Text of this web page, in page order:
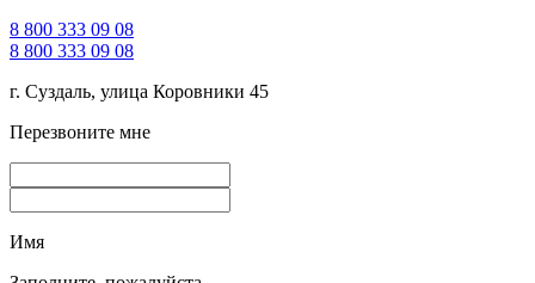
8 800 333 09 08
8 800 333 09 08
г. Суздаль, улица Коровники 45
Перезвоните мне
Имя